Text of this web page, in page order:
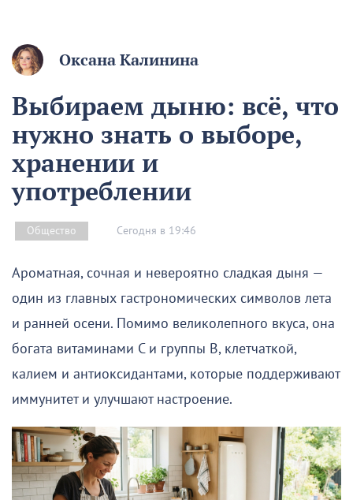
Оксана Калинина
Выбираем дыню: всё, что
нужно знать о выборе,
хранении и
употреблении
Общество Сегодня в 19:46
Ароматная, сочная и невероятно сладкая дыня —
один из главных гастрономических символов лета
и ранней осени. Помимо великолепного вкуса, она
богата витаминами C и группы B, клетчаткой,
калием и антиоксидантами, которые поддерживают
иммунитет и улучшают настроение.